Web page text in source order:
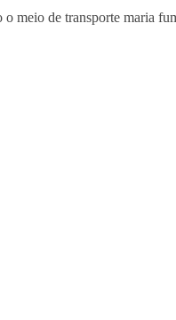
meio de transporte maria